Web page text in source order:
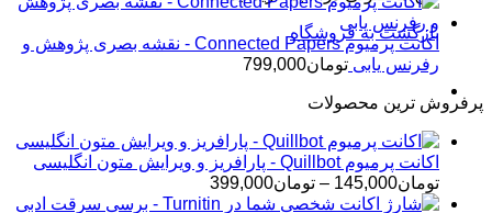
بازگشت به فروشگاه
اکانت پرمیوم Connected Papers - نقشه بصری پژوهش و
رفرنس یابی تومان799,000
پرفروش ترین محصولات
اکانت پرمیوم Quillbot - پارافریز و ویرایش متون انگلیسی
تومان145,000
– تومان399,000محدوده
قیمت: